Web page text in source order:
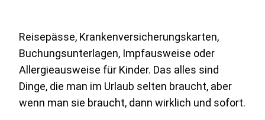
Reisepässe, Krankenversicherungskarten,
Buchungsunterlagen, Impfausweise oder
Allergieausweise für Kinder. Das alles sind
Dinge, die man im Urlaub selten braucht, aber
wenn man sie braucht, dann wirklich und sofort.